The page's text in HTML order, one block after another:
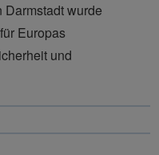
wurde
Europas
und